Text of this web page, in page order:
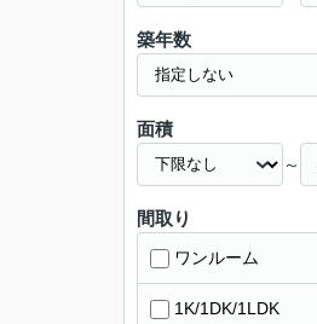
築年数
面積
～
間取り
ワンルーム
1K/1DK/1LDK